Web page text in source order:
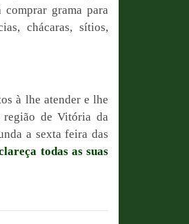
comprar grama para
chácaras, sítios,
à lhe atender e lhe
região de Vitória da
a sexta feira das
todas as suas